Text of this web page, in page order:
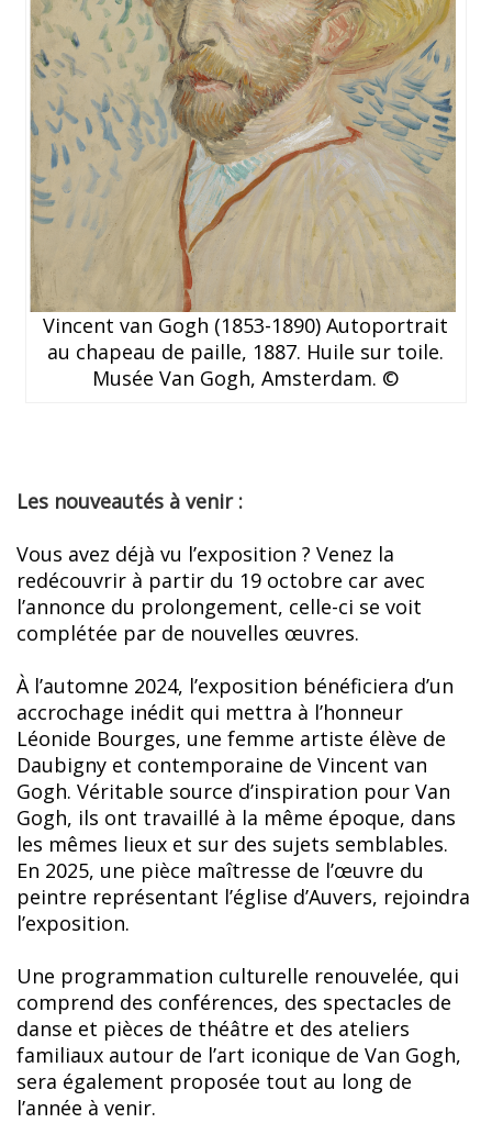
Vincent van Gogh (1853-1890) Autoportrait
au chapeau de paille, 1887. Huile sur toile.
Musée Van Gogh, Amsterdam. ©
Les nouveautés à venir :
Vous avez déjà vu l’exposition ? Venez la
redécouvrir à partir du 19 octobre car avec
l’annonce du prolongement, celle-ci se voit
complétée par de nouvelles œuvres.
À l’automne 2024, l’exposition bénéficiera d’un
accrochage inédit qui mettra à l’honneur
Léonide Bourges, une femme artiste élève de
Daubigny et contemporaine de Vincent van
Gogh. Véritable source d’inspiration pour Van
Gogh, ils ont travaillé à la même époque, dans
les mêmes lieux et sur des sujets semblables.
En 2025, une pièce maîtresse de l’œuvre du
peintre représentant l’église d’Auvers, rejoindra
l’exposition.
Une programmation culturelle renouvelée, qui
comprend des conférences, des spectacles de
danse et pièces de théâtre et des ateliers
familiaux autour de l’art iconique de Van Gogh,
sera également proposée tout au long de
l’année à venir.